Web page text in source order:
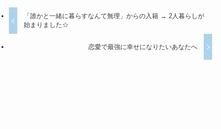
「誰かと一緒に暮らすなんて無理」からの入籍 → 2人暮らしが
始まりました☆
恋愛で最強に幸せになりたいあなたへ